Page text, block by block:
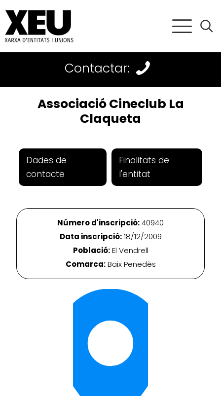
Contactar:
Associació Cineclub La
Claqueta
Dades de
contacte
Finalitats de
l'entitat
Número d'inscripció:40940
Data inscripció:18/12/2009
Població:El Vendrell
Comarca:Baix Penedès